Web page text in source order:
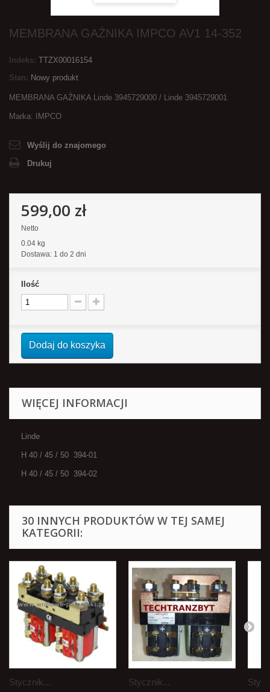
MEMBRANA GAŹNIKA IMPCO AV1 14-352
Indeks: TTZX00016154
Stan: Nowy produkt
MEMBRANA GAŹNIKA Linde 3945729000 / Linde 3945729001
Marka: IMPCO
Wyślij do znajomego
Drukuj
599,00 zł
Netto
0.04 kg
Dostawa: 1 do 2 dni
Ilość
Dodaj do koszyka
WIĘCEJ INFORMACJI
Linde
H 40 / 45 / 50 394-01
H 40 / 45 / 50 394-02
30 INNYCH PRODUKTÓW W TEJ SAMEJ
KATEGORII:
Stycznik... Stycznik...